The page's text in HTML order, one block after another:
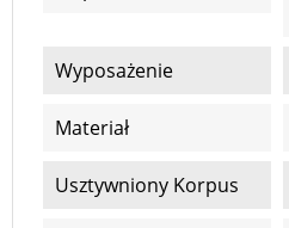
Wyposażenie
Materiał
Usztywniony Korpus